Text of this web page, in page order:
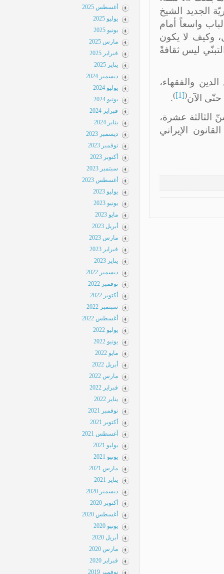
الجديد الشيخ
واسعاً أمام
وكيف لا يكون
ليس ثقافةً
والفقهاء،
الآن(
)
.
عشرة،
الإيراني
أغسطس 2025
يوليو 2025
يونيو 2025
مارس 2025
فبراير 2025
يناير 2025
ديسمبر 2024
يوليو 2024
يونيو 2024
فبراير 2024
يناير 2024
ديسمبر 2023
نوفمبر 2023
أكتوبر 2023
سبتمبر 2023
أغسطس 2023
يوليو 2023
يونيو 2023
مايو 2023
أبريل 2023
مارس 2023
فبراير 2023
يناير 2023
ديسمبر 2022
نوفمبر 2022
أكتوبر 2022
سبتمبر 2022
أغسطس 2022
يوليو 2022
يونيو 2022
مايو 2022
أبريل 2022
مارس 2022
فبراير 2022
يناير 2022
نوفمبر 2021
أكتوبر 2021
أغسطس 2021
يوليو 2021
يونيو 2021
مارس 2021
يناير 2021
ديسمبر 2020
أكتوبر 2020
أغسطس 2020
يونيو 2020
أبريل 2020
مارس 2020
فبراير 2020
نوفمبر 2019